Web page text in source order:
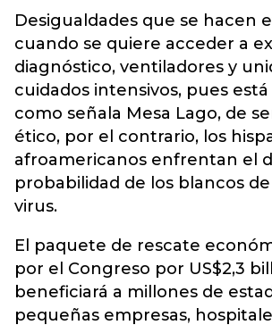
Desigualdades que se hacen
cuando se quiere acceder a
diagnóstico, ventiladores y
cuidados intensivos, pues
como señala Mesa Lago, de
ético, por el contrario, los
afroamericanos enfrentan el
probabilidad de los blancos
virus.
El paquete de rescate
por el Congreso por US$2,3
beneficiará a millones de
pequeñas empresas,